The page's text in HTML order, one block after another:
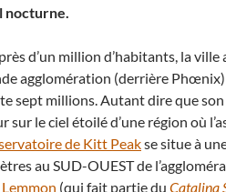
nocturne.
d’un million d’habitants, la
agglomération (derrière Phœnix)
sept millions. Autant dire que
sur le ciel étoilé d’une région où
de Kitt Peakse situe à
au SUD-OUEST de
(qui fait partie du Catalina